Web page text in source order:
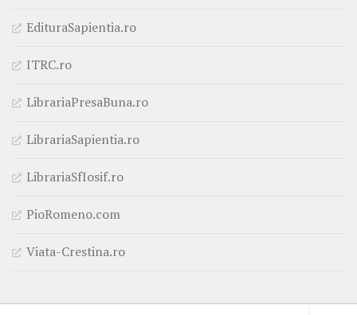
EdituraSapientia.ro
ITRC.ro
LibrariaPresaBuna.ro
LibrariaSapientia.ro
LibrariaSfIosif.ro
PioRomeno.com
Viata-Crestina.ro